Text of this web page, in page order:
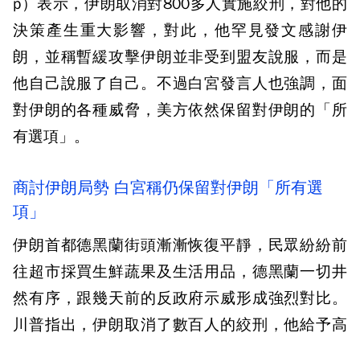
p）表示，伊朗取消對800多人實施絞刑，對他的
決策產生重大影響，對此，他罕見發文感謝伊
朗，並稱暫緩攻擊伊朗並非受到盟友說服，而是
他自己說服了自己。不過白宮發言人也強調，面
對伊朗的各種威脅，美方依然保留對伊朗的「所
有選項」。
商討伊朗局勢 白宮稱仍保留對伊朗「所有選
項」
伊朗首都德黑蘭街頭漸漸恢復平靜，民眾紛紛前
往超市採買生鮮蔬果及生活用品，德黑蘭一切井
然有序，跟幾天前的反政府示威形成強烈對比。
川普指出，伊朗取消了數百人的絞刑，他給予高